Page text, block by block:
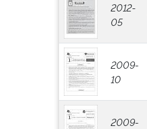
2012-
05
2009-
10
2009-